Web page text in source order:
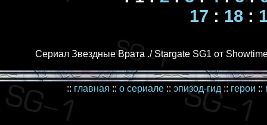
17 : 18:
Сериал Звездные Врата ./ Stargate SG1 от
:: главная :: о сериале:: эпизод-гид :: герои ::